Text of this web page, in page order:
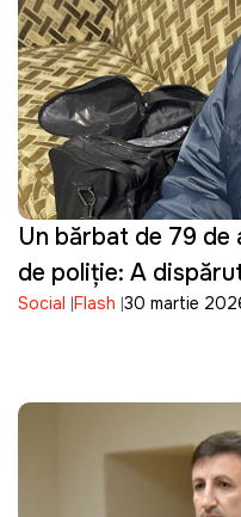
Un bărbat de 79
de poliție: A
Social Flash 30 martie